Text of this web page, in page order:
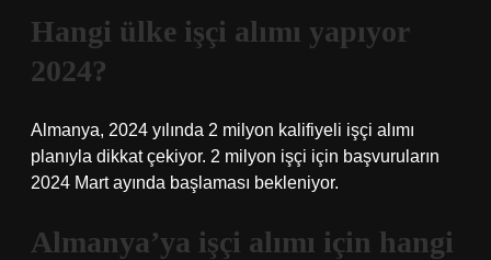
Hangi ülke işçi alımı yapıyor
2024?
Almanya, 2024 yılında 2 milyon kalifiyeli işçi alımı
planıyla dikkat çekiyor. 2 milyon işçi için başvuruların
2024 Mart ayında başlaması bekleniyor.
Almanya’ya işçi alımı için hangi